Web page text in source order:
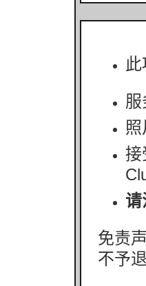
服
接
请
免责
不予